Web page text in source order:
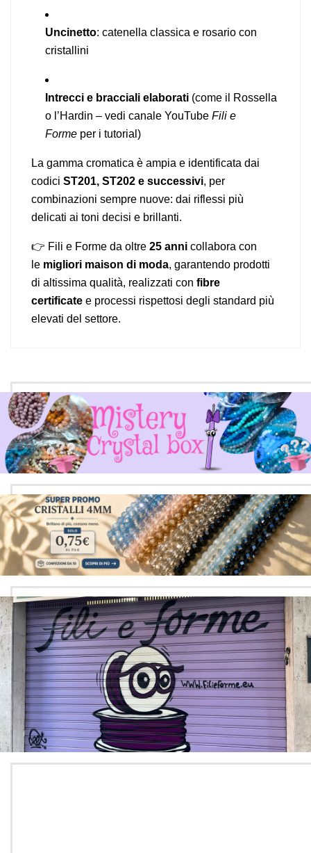
Uncinetto: catenella classica e rosario con
cristallini
Intrecci e bracciali elaborati (come il Rossella
o l’Hardin – vedi canale YouTube Fili e
Forme per i tutorial)
La gamma cromatica è ampia e identificata dai
codici ST201, ST202 e successivi, per
combinazioni sempre nuove: dai riflessi più
delicati ai toni decisi e brillanti.
👉 Fili e Forme da oltre 25 anni collabora con
le migliori maison di moda, garantendo prodotti
di altissima qualità, realizzati con fibre
certificate e processi rispettosi degli standard più
elevati del settore.